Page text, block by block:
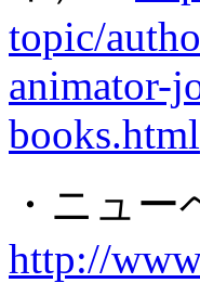
topic/
animator-
books.html
・ニュ
http://